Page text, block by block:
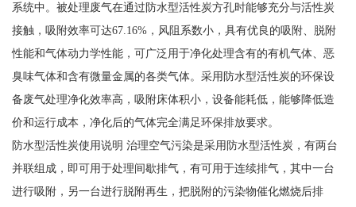
系统中。被处理废气在通过防水型活性炭方孔时能够充分与活性炭
接触，吸附效率可达67.16%，风阻系数小，具有优良的吸附、脱附
性能和气体动力学性能，可广泛用于净化处理含有的有机气体、恶
臭味气体和含有微量金属的各类气体。采用防水型活性炭的环保设
备废气处理净化效率高，吸附床体积小，设备能耗低，能够降低造
价和运行成本，净化后的气体完全满足环保排放要求。
防水型活性炭使用说明 治理空气污染是采用防水型活性炭，有两台
并联组成，即可用于处理间歇排气，有可用于连续排气，其中一台
进行吸附，另一台进行脱附再生，把脱附的污染物催化燃烧后排